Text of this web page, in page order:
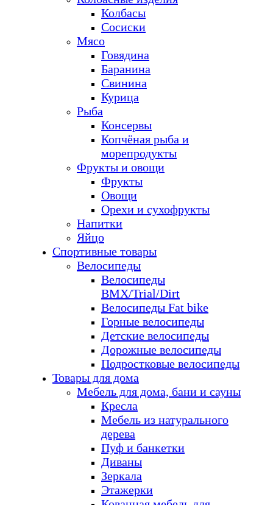
Колбасы
Сосиски
Мясо
Говядина
Баранина
Свинина
Курица
Рыба
Консервы
Копчёная рыба и
морепродукты
Фрукты и овощи
Фрукты
Овощи
Орехи и сухофрукты
Напитки
Яйцо
Спортивные товары
Велосипеды
Велосипеды
BMX/Trial/Dirt
Велосипеды Fat bike
Горные велосипеды
Детские велосипеды
Дорожные велосипеды
Подростковые велосипеды
Товары для дома
Мебель для дома, бани и сауны
Кресла
Мебель из натурального
дерева
Пуф и банкетки
Диваны
Зеркала
Этажерки